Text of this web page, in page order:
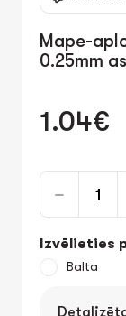
Mape-
0.25mm
1.04€
Izvēlieties
Balta